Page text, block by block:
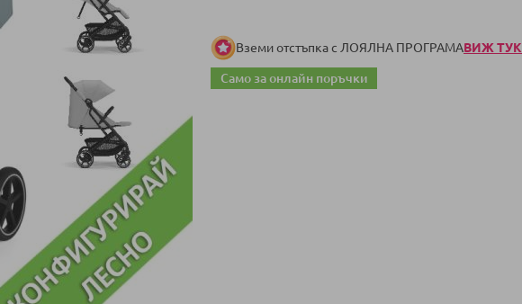
Вземи отстъпка с ЛОЯЛНА ПРОГРАМАВИЖ ТУК
Само за онлайн поръчки